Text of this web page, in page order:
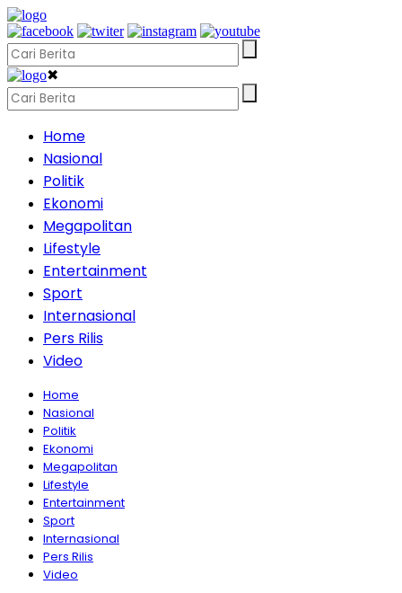
✖
Home
Nasional
Politik
Ekonomi
Megapolitan
Lifestyle
Entertainment
Sport
Internasional
Pers Rilis
Video
Home
Nasional
Politik
Ekonomi
Megapolitan
Lifestyle
Entertainment
Sport
Internasional
Pers Rilis
Video